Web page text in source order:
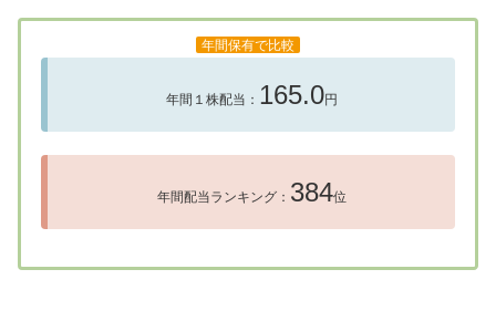
年間保有で比較
年間１株配当： 165.0円
年間配当ランキング： 384位